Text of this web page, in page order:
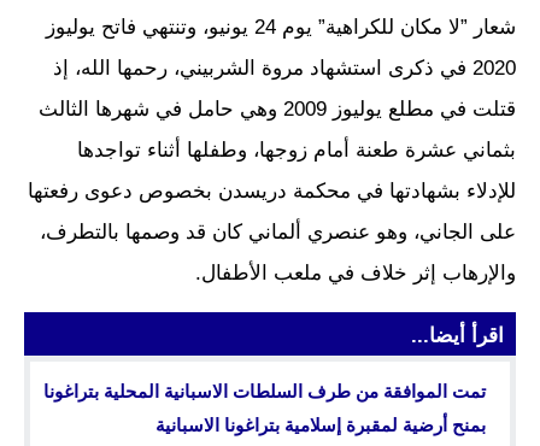
شعار ”لا مكان للكراهية” يوم 24 يونيو، وتنتهي فاتح يوليوز
2020 في ذكرى استشهاد مروة الشربيني، رحمها الله، إذ
قتلت في مطلع يوليوز 2009 وهي حامل في شهرها الثالث
بثماني عشرة طعنة أمام زوجها، وطفلها أثناء تواجدها
للإدلاء بشهادتها في محكمة دريسدن بخصوص دعوى رفعتها
على الجاني، وهو عنصري ألماني كان قد وصمها بالتطرف،
والإرهاب إثر خلاف في ملعب الأطفال.
اقرأ أيضا...
تمت الموافقة من طرف السلطات الاسبانية المحلية بتراغونا
بمنح أرضية لمقبرة إسلامية بتراغونا الاسبانية